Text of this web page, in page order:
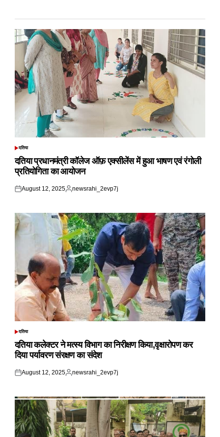
POSTED
दतिया
दतिया प्रधानमंत्री कॉलेज ऑफ़ एक्सीलेंस में हुआ भाषण एवं रंगोली
प्रतियोगिता का आयोजन
Posted
August 12, 2025
Posted
newsrahi_2evp7j
POSTED
दतिया
दतिया कलेक्टर ने मत्स्य विभाग का निरीक्षण किया,वृक्षारोपण कर
दिया पर्यावरण संरक्षण का संदेश
Posted
August 12, 2025
Posted
newsrahi_2evp7j